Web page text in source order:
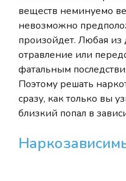
веществ неминуемо
невозможно
произойдет. Любая из
отравление или
фатальным
Поэтому решать
сразу, как только вы
близкий попал в